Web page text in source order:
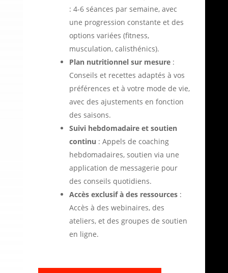
: 4-6 séances par semaine, avec
une progression constante et des
options variées (fitness,
musculation, calisthénics).
Plan nutritionnel sur mesure:
Conseils et recettes adaptés à vos
préférences et à votre mode de vie,
avec des ajustements en fonction
des saisons.
Suivi hebdomadaire et soutien
continu : Appels de coaching
hebdomadaires, soutien via une
application de messagerie pour
des conseils quotidiens.
Accès exclusif à des ressources:
Accès à des webinaires, des
ateliers, et des groupes de soutien
en ligne.